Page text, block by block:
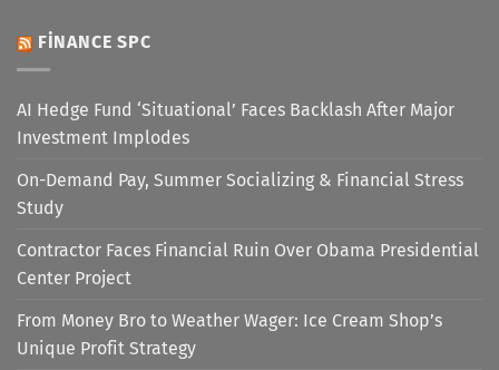
FINANCE SPC
AI Hedge Fund ‘Situational’ Faces Backlash After Major
Investment Implodes
On-Demand Pay, Summer Socializing & Financial Stress
Study
Contractor Faces Financial Ruin Over Obama Presidential
Center Project
From Money Bro to Weather Wager: Ice Cream Shop’s
Unique Profit Strategy